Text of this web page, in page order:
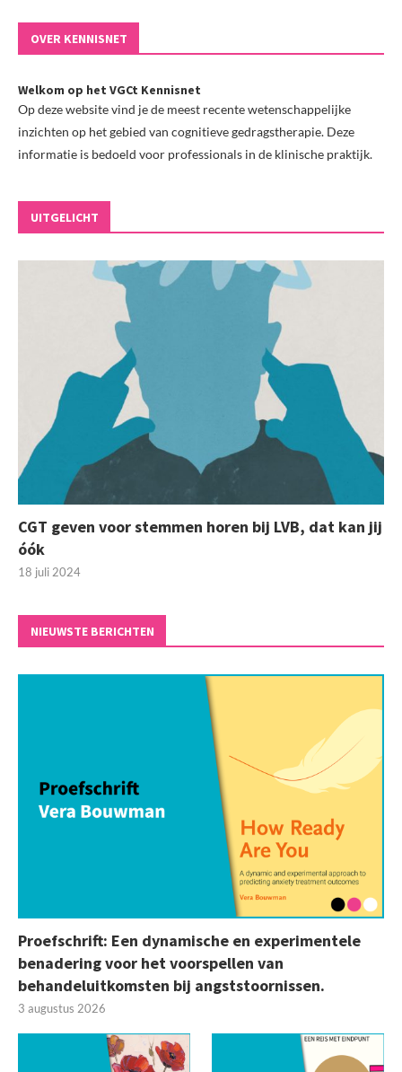
OVER KENNISNET
Welkom op het VGCt Kennisnet
Op deze website vind je de meest recente wetenschappelijke
inzichten op het gebied van cognitieve gedragstherapie. Deze
informatie is bedoeld voor professionals in de klinische praktijk.
UITGELICHT
CGT geven voor stemmen horen bij LVB, dat kan jij
óók
18 juli 2024
NIEUWSTE BERICHTEN
Proefschrift: Een dynamische en experimentele
benadering voor het voorspellen van
behandeluitkomsten bij angststoornissen.
3 augustus 2026